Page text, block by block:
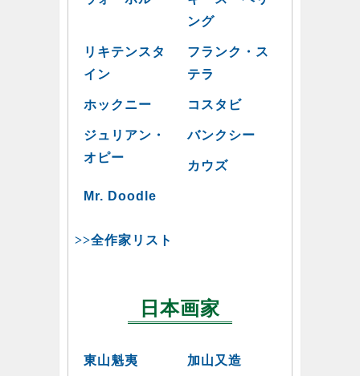
ング
リキテンスタ
イン
フランク・ス
テラ
ホックニー コスタビ
ジュリアン・
オピー
バンクシー
カウズ
Mr. Doodle
>>全作家リスト
日本画家
東山魁夷 加山又造